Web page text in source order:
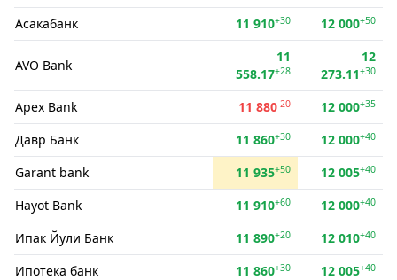
Асакабанк 11 910+30 12 000+50
AVO Bank
11
558.17+28
12
273.11+30
Apex Bank 11 880-20 12 000+35
Давр Банк 11 860+30 12 000+40
Garant bank 11 935+50 12 005+40
Hayot Bank 11 910+60 12 000+40
Ипак Йули Банк 11 890+20 12 010+40
Ипотека банк 11 860+30 12 005+40